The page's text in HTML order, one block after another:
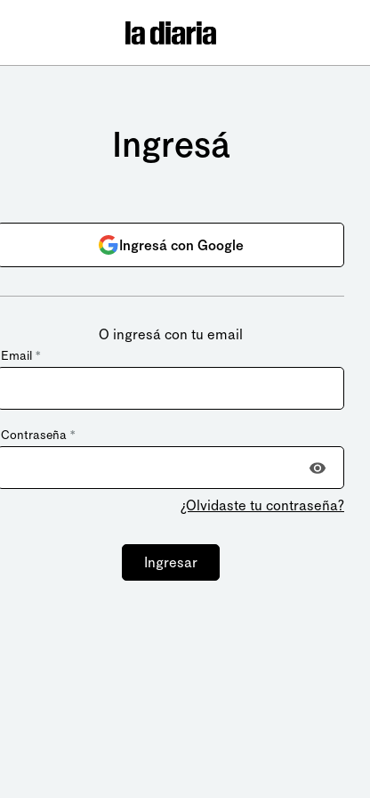
Ingresá
Ingresá con Google
O ingresá con tu email
Email *
Contraseña *
¿Olvidaste tu contraseña?
Ingresar